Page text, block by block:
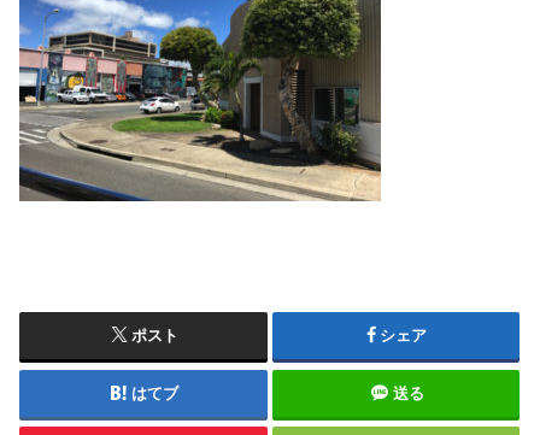
ポスト シェア
はてブ 送る